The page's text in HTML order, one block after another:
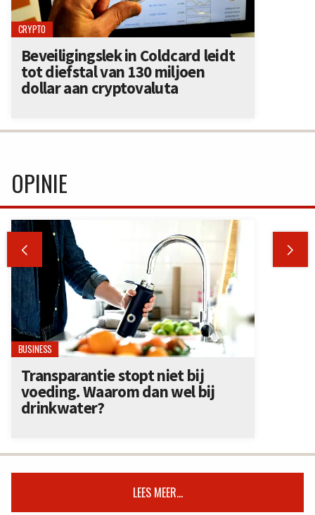
CRYPTO
Beveiligingslek in Coldcard leidt
tot diefstal van 130 miljoen
dollar aan cryptovaluta
OPINIE
 
BUSINESS
Transparantie stopt niet bij
voeding. Waarom dan wel bij
drinkwater?
LEES MEER...